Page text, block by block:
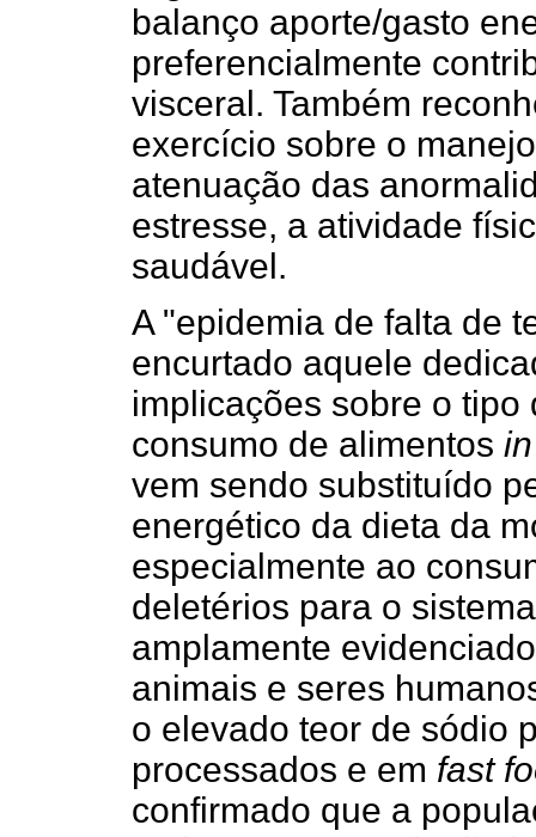
balanço aporte/gasto
preferencialmente
visceral. Também
exercício sobre o
atenuação das
estresse, a atividade
saudável.
A "epidemia de falta de
encurtado aquele
implicações sobre o
consumo de alimentos
vem sendo substituído
energético da dieta da
especialmente ao
deletérios para o
amplamente
animais e seres
o elevado teor de sódio
processados e em fast
confirmado que a